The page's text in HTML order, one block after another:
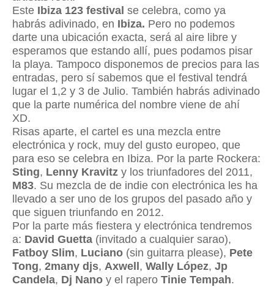
Este Ibiza 123 festival se celebra, como ya
habrás adivinado, en Ibiza. Pero no podemos
darte una ubicación exacta, será al aire libre y
esperamos que estando allí, pues podamos pisar
la playa. Tampoco disponemos de precios para las
entradas, pero sí sabemos que el festival tendrá
lugar el 1,2 y 3 de Julio. También habrás adivinado
que la parte numérica del nombre viene de ahí
XD.
Risas aparte, el cartel es una mezcla entre
electrónica y rock, muy del gusto europeo, que
para eso se celebra en Ibiza. Por la parte Rockera:
Sting, Lenny Kravitz y los triunfadores del 2011,
M83. Su mezcla de de indie con electrónica les ha
llevado a ser uno de los grupos del pasado año y
que siguen triunfando en 2012.
Por la parte más fiestera y electrónica tendremos
a: David Guetta (invitado a cualquier sarao),
Fatboy Slim, Luciano (sin guitarra please), Pete
Tong, 2many djs, Axwell , Wally López, Jp
Candela, Dj Nano y el rapero Tinie Tempah.